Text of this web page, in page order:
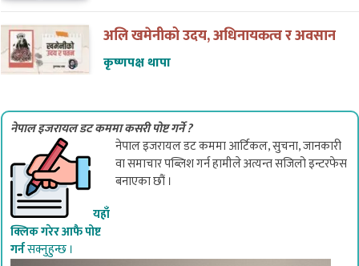
अलि खमेनीको उदय, अधिनायकत्व र अवसान
कृष्णपक्ष थापा
नेपाल इजरायल डट कममा कसरी पोष्ट गर्ने ?
यहाँ
क्लिक गरेर आफै पोष्ट
गर्नसक्नुहुन्छ ।
नेपाल इजरायल डट कममा आर्टिकल, सुचना, जानकारी
वा समाचार पब्लिश गर्न हामीले अत्यन्त सजिलो इन्टरफेस
बनाएका छौं ।